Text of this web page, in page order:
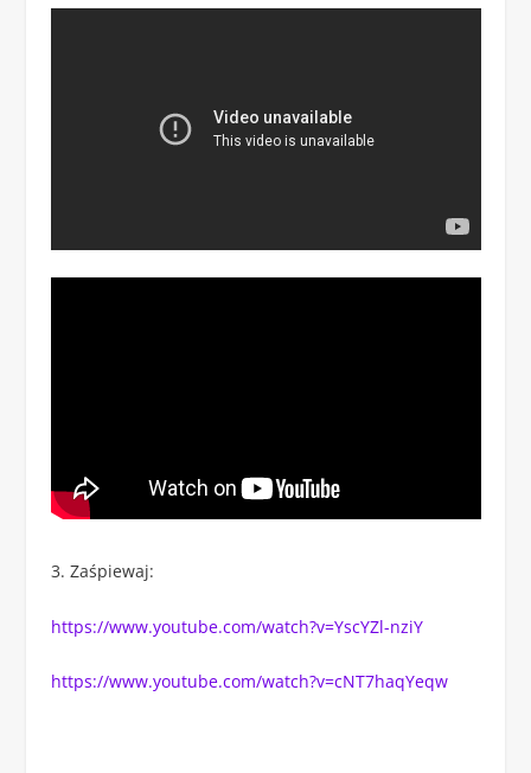
Zaśpiewaj:
https://www.youtube.com/watch?v=YscYZl-nziY
https://www.youtube.com/watch?v=cNT7haqYeqw